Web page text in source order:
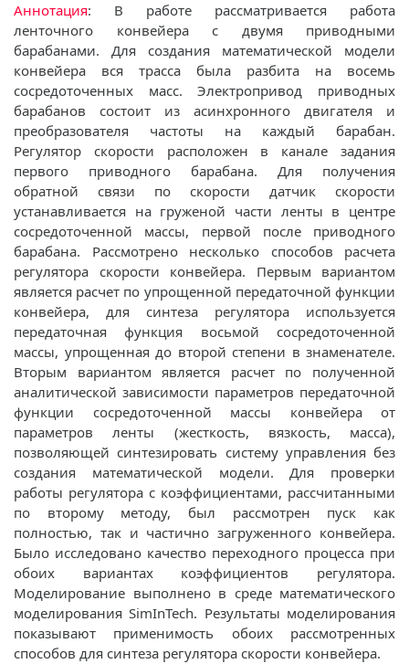
Аннотация: В работе рассматривается работа
ленточного конвейера с двумя приводными
барабанами. Для создания математической модели
конвейера вся трасса была разбита на восемь
сосредоточенных масс. Электропривод приводных
барабанов состоит из асинхронного двигателя и
преобразователя частоты на каждый барабан.
Регулятор скорости расположен в канале задания
первого приводного барабана. Для получения
обратной связи по скорости датчик скорости
устанавливается на груженой части ленты в центре
сосредоточенной массы, первой после приводного
барабана. Рассмотрено несколько способов расчета
регулятора скорости конвейера. Первым вариантом
является расчет по упрощенной передаточной функции
конвейера, для синтеза регулятора используется
передаточная функция восьмой сосредоточенной
массы, упрощенная до второй степени в знаменателе.
Вторым вариантом является расчет по полученной
аналитической зависимости параметров передаточной
функции сосредоточенной массы конвейера от
параметров ленты (жесткость, вязкость, масса),
позволяющей синтезировать систему управления без
создания математической модели. Для проверки
работы регулятора с коэффициентами, рассчитанными
по второму методу, был рассмотрен пуск как
полностью, так и частично загруженного конвейера.
Было исследовано качество переходного процесса при
обоих вариантах коэффициентов регулятора.
Моделирование выполнено в среде математического
моделирования SimInTech. Результаты моделирования
показывают применимость обоих рассмотренных
способов для синтеза регулятора скорости конвейера.